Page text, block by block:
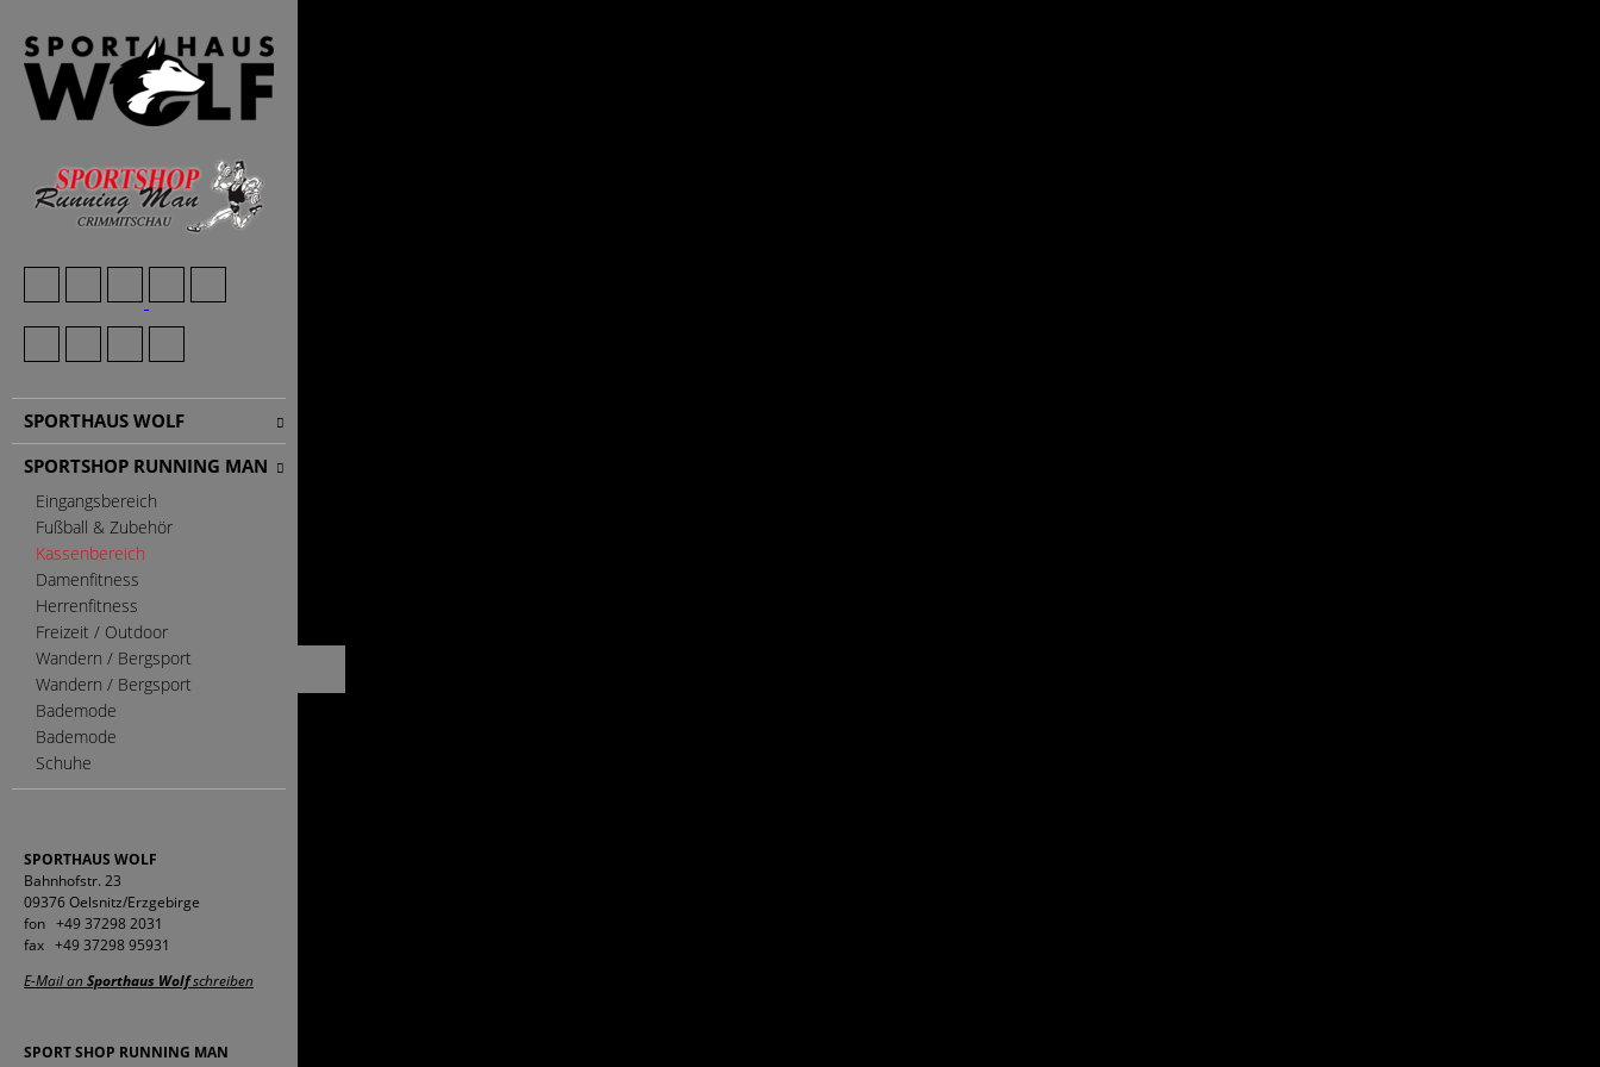
SPORTHAUS WOLF
SPORTSHOP RUNNING MAN
Eingangsbereich
Fußball & Zubehör
Kassenbereich
Damenfitness
Herrenfitness
Freizeit / Outdoor
Wandern / Bergsport
Wandern / Bergsport
Bademode
Bademode
Schuhe
SPORTHAUS WOLF
Bahnhofstr. 23
09376 Oelsnitz/Erzgebirge
fon +49 37298 2031
fax +49 37298 95931
E-Mail anSporthaus Wolfschreiben
SPORT SHOP RUNNING MAN